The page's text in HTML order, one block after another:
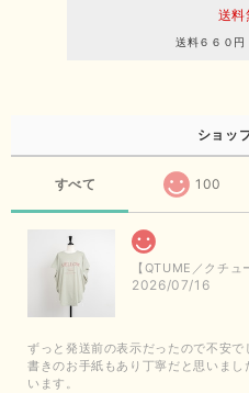
送料
送料６６０円
ショッ
すべて 100
2026/07/16
ずっと発送前の表示だったので不安
書きのお手紙もあり丁寧だと思いま
います。